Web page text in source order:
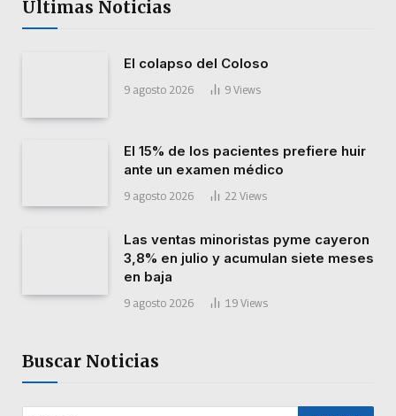
Últimas Noticias
El colapso del Coloso
9 agosto 2026 9 Views
El 15% de los pacientes prefiere huir
ante un examen médico
9 agosto 2026 22 Views
Las ventas minoristas pyme cayeron
3,8% en julio y acumulan siete meses
en baja
9 agosto 2026 19 Views
Buscar Noticias